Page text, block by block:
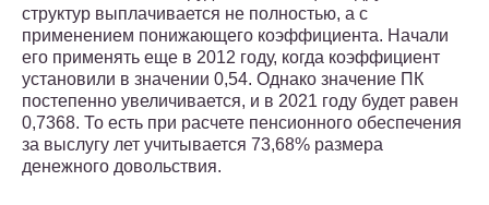
структур выплачивается не полностью, а с
применением понижающего коэффициента. Начали
его применять еще в 2012 году, когда коэффициент
установили в значении 0,54. Однако значение ПК
постепенно увеличивается, и в 2021 году будет равен
0,7368. То есть при расчете пенсионного обеспечения
за выслугу лет учитывается 73,68% размера
денежного довольствия.